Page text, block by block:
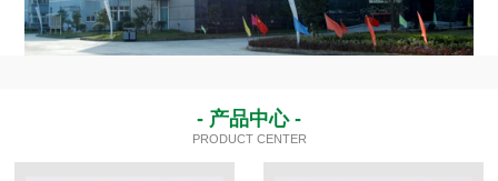
- 产品中心 -
PRODUCT CENTER